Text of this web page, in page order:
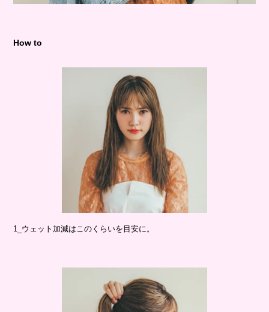
How to
1_ウェット加減はこのくらいを目安に。